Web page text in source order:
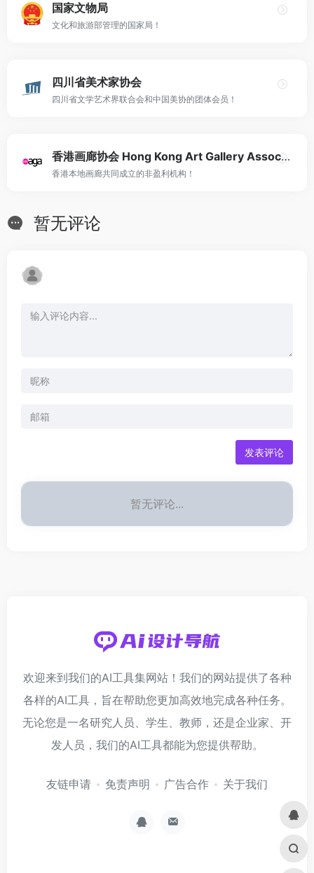
国家文物局
文化和旅游部管理的国家局！
四川省美术家协会
四川省文学艺术界联合会和中国美协的团体会员！
香港画廊协会 Hong Kong Art Gallery Association
香港本地画廊共同成立的非盈利机构！
暂无评论
发表评论
暂无评论...
欢迎来到我们的AI工具集网站！我们的网站提供了各种
各样的AI工具，旨在帮助您更加高效地完成各种任务。
无论您是一名研究人员、学生、教师，还是企业家、开
发人员，我们的AI工具都能为您提供帮助。
友链申请 免责声明 广告合作 关于我们